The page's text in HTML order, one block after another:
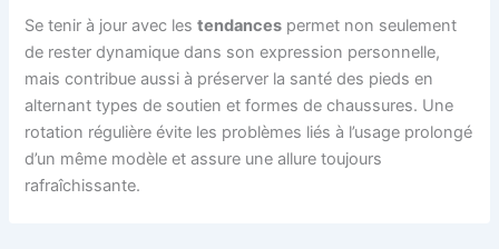
Se tenir à jour avec lestendances permet non seulement
de rester dynamique dans son expression personnelle,
mais contribue aussi à préserver la santé des pieds en
alternant types de soutien et formes de chaussures. Une
rotation régulière évite les problèmes liés à l’usage prolongé
d’un même modèle et assure une allure toujours
rafraîchissante.